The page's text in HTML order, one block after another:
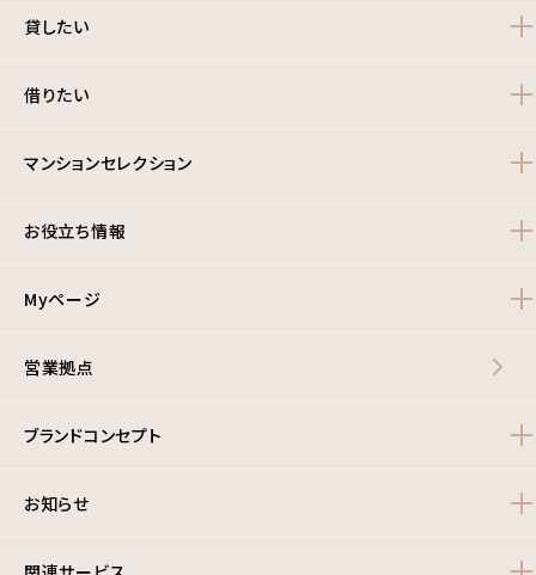
貸したい
借りたい
マンションセレクション
お役立ち情報
Myページ
営業拠点
ブランドコンセプト
お知らせ